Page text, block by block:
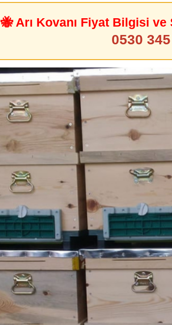
🐝 Arı Kovanı Fiyat Bilgisi
0530